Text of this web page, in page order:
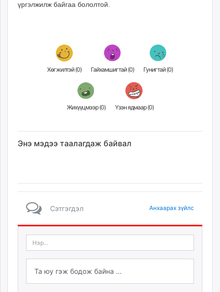
eagle.mn
shudarga.mn
shuurhai.mn
fact.mn
itoim.mn
tumen.mn
shuum.mn
times.mn
tvmongolia.mn
үргэлжилж байгаа бололтой.
Хөгжилтэй (0) Гайхамшигтай (0) Гунигтай (0)
Жихүүцмээр (0) Үзэн ядмаар (0)
Энэ мэдээ таалагдаж байвал
Сэтгэгдэл Анхаарах зүйлс